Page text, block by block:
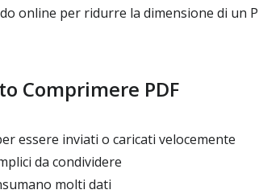
online per ridurre la dimensione di un
Comprimere PDF
essere inviati o caricati velocemente
da condividere
molti dati